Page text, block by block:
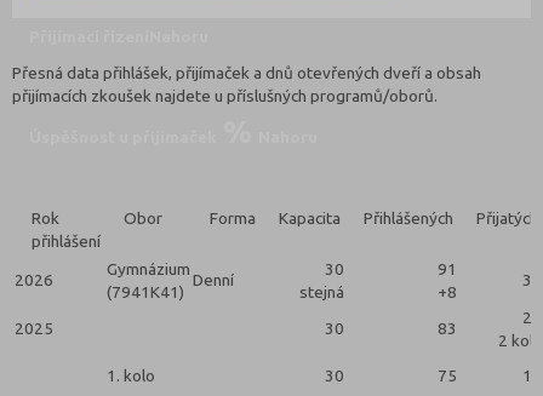
Přesná data přihlášek, přijímaček a dnů otevřených dveří a obsah
přijímacích zkoušek najdete u příslušných programů/oborů.
Rok
přihlášení
Obor Forma Kapacita Přihlášených Přijatých
2026
Gymnázium
(7941K41)
Denní
30
stejná
91
+8
30
2025 30 83
22
2 kola
1. kolo
30 75 19